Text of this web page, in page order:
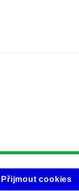
Přijmout cookies